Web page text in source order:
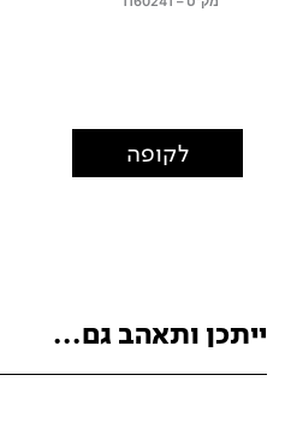
לקופה
ייתכן ותאהב גם...